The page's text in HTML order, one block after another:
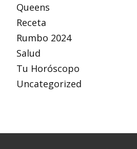
Queens
Receta
Rumbo 2024
Salud
Tu Horóscopo
Uncategorized